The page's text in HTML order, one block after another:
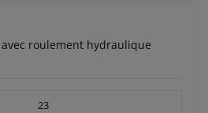
roulement hydraulique
23